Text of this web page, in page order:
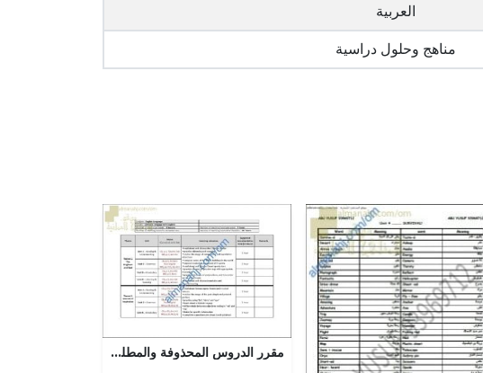
العربية
مناهج وحلول دراسية
مقرر الدروس المحذوفة والمطلوبة حسب وثيقة المحتوى التدريسي في ظل جائحة الكورونا (CORE) (لغة انجليزية) الحادي عشر